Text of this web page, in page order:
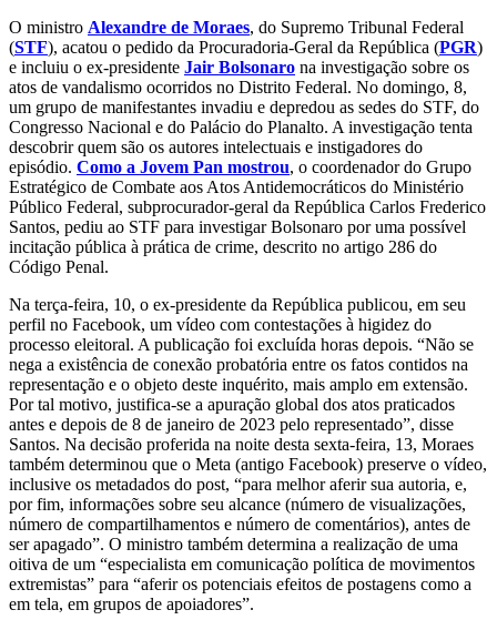
O ministro Alexandre de Moraes, do Supremo Tribunal Federal
(STF), acatou o pedido da Procuradoria-Geral da República (PGR)
e incluiu o ex-presidente Jair Bolsonaro na investigação sobre os
atos de vandalismo ocorridos no Distrito Federal. No domingo, 8,
um grupo de manifestantes invadiu e depredou as sedes do STF, do
Congresso Nacional e do Palácio do Planalto. A investigação tenta
descobrir quem são os autores intelectuais e instigadores do
episódio. Como a Jovem Pan mostrou, o coordenador do Grupo
Estratégico de Combate aos Atos Antidemocráticos do Ministério
Público Federal, subprocurador-geral da República Carlos Frederico
Santos, pediu ao STF para investigar Bolsonaro por uma possível
incitação pública à prática de crime, descrito no artigo 286 do
Código Penal.
Na terça-feira, 10, o ex-presidente da República publicou, em seu
perfil no Facebook, um vídeo com contestações à higidez do
processo eleitoral. A publicação foi excluída horas depois. “Não se
nega a existência de conexão probatória entre os fatos contidos na
representação e o objeto deste inquérito, mais amplo em extensão.
Por tal motivo, justifica-se a apuração global dos atos praticados
antes e depois de 8 de janeiro de 2023 pelo representado”, disse
Santos. Na decisão proferida na noite desta sexta-feira, 13, Moraes
também determinou que o Meta (antigo Facebook) preserve o vídeo,
inclusive os metadados do post, “para melhor aferir sua autoria, e,
por fim, informações sobre seu alcance (número de visualizações,
número de compartilhamentos e número de comentários), antes de
ser apagado”. O ministro também determina a realização de uma
oitiva de um “especialista em comunicação política de movimentos
extremistas” para “aferir os potenciais efeitos de postagens como a
em tela, em grupos de apoiadores”.